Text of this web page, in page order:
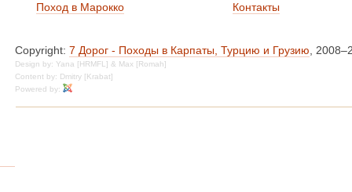
Поход в Марокко
Контакты
Copyright: 7 Дорог - Походы в Карпаты, Турцию и Грузию,
Design by: Yana [HRMFL] & Max [Romah]
Content by: Dmitry [Krabat]
Powered by: